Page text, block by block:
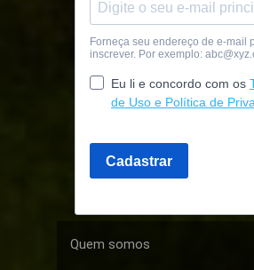
Quem somos